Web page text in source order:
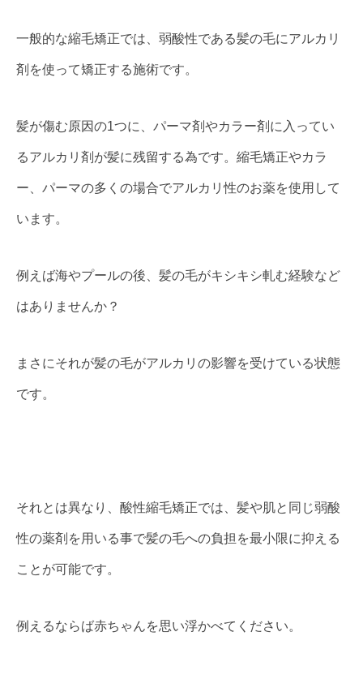
一般的な縮毛矯正では、弱酸性である髪の毛にアルカリ
剤を使って矯正する施術です。
髪が傷む原因の1つに、パーマ剤やカラー剤に入ってい
るアルカリ剤が髪に残留する為です。縮毛矯正やカラ
ー、パーマの多くの場合でアルカリ性のお薬を使用して
います。
例えば海やプールの後、髪の毛がキシキシ軋む経験など
はありませんか？
まさにそれが髪の毛がアルカリの影響を受けている状態
です。
それとは異なり、酸性縮毛矯正では、髪や肌と同じ弱酸
性の薬剤を用いる事で髪の毛への負担を最小限に抑える
ことが可能です。
例えるならば赤ちゃんを思い浮かべてください。